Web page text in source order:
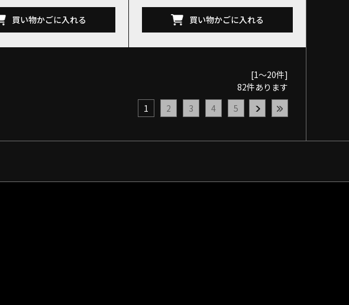
買い物かごに入れる 買い物かごに入れる
[1～20件]
82件あります
1
2 3 4 5